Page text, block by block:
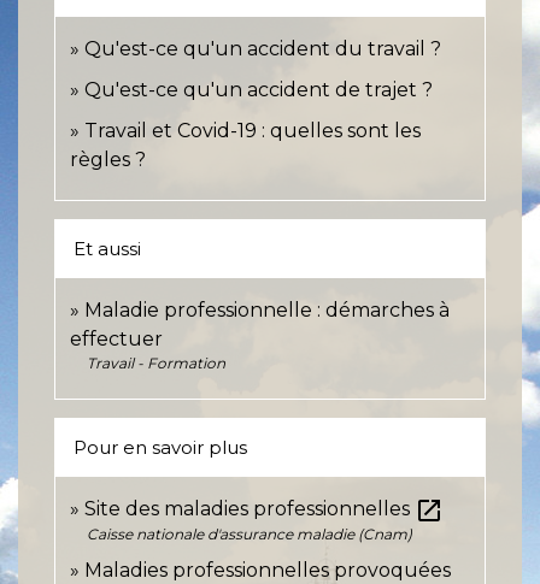
Qu'est-ce qu'un accident du travail ?
Qu'est-ce qu'un accident de trajet ?
Travail et Covid-19 : quelles sont les
règles ?
Et aussi
Maladie professionnelle : démarches à
effectuer
Travail - Formation
Pour en savoir plus
Site des maladies professionnelles open_in_new
Caisse nationale d'assurance maladie (Cnam)
Maladies professionnelles provoquées